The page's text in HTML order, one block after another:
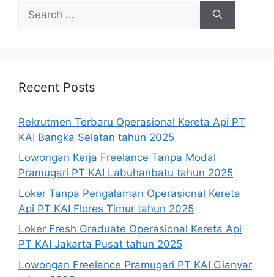
for:
Recent Posts
Rekrutmen Terbaru Operasional Kereta Api PT
KAI Bangka Selatan tahun 2025
Lowongan Kerja Freelance Tanpa Modal
Pramugari PT KAI Labuhanbatu tahun 2025
Loker Tanpa Pengalaman Operasional Kereta
Api PT KAI Flores Timur tahun 2025
Loker Fresh Graduate Operasional Kereta Api
PT KAI Jakarta Pusat tahun 2025
Lowongan Freelance Pramugari PT KAI Gianyar